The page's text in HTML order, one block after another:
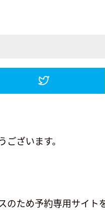
ございます。
ため予約専用サイト